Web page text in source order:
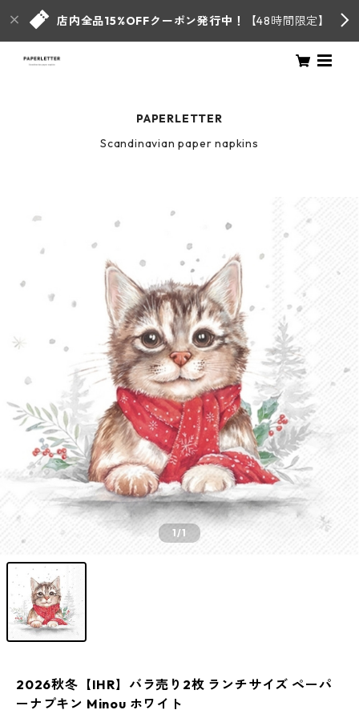
店内全品15%OFFクーポン発行中！ 【48時間限定】
PAPERLETTER
Scandinavian paper napkins
1/1
2026秋冬【IHR】バラ売り2枚 ランチサイズ ペーパ
ーナプキン Minou ホワイト